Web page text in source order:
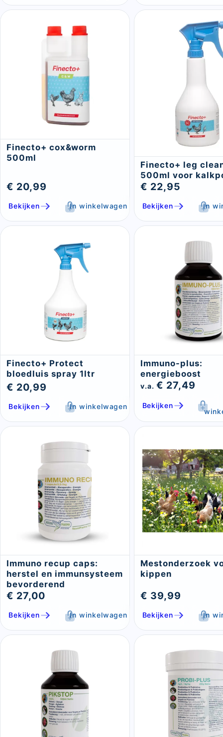
Finecto+ cox&worm
500ml
€ 20,99
Bekijken In winkelwagen
Finecto+ leg
500ml voor
€ 22,95
Bekijken In
Finecto+ Protect
bloedluis spray 1ltr
€ 20,99
Bekijken In winkelwagen
Immuno-plus:
energieboost
v.a. € 27,49
Bekijken
Immuno recup caps:
herstel en immunsysteem
bevorderend
€ 27,00
Bekijken In winkelwagen
Mestonderzoek
kippen
€ 39,99
Bekijken In